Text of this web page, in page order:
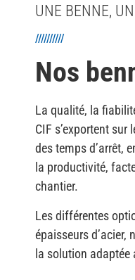
UNE BENNE,
//////////
Nos
La qualité, la
CIF s’exportent
des temps d’arrêt,
la productivité,
chantier.
Les différentes
épaisseurs d’acier,
la solution adaptée